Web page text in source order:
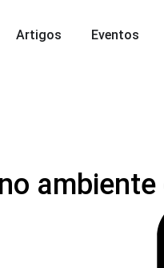
Artigos Eventos